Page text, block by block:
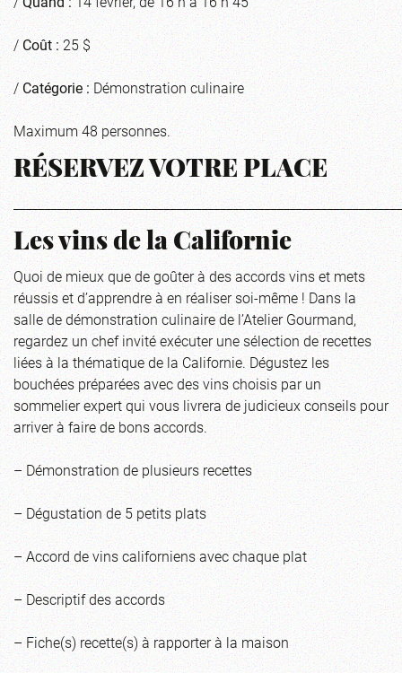
/Coût :25 $
/Catégorie :Démonstration culinaire
Maximum 48 personnes.
RÉSERVEZ VOTRE PLACE
Les vins de la Californie
Quoi de mieux que de goûter à des accords vins et mets
réussis et d’apprendre à en réaliser soi-même ! Dans la
salle de démonstration culinaire de l’Atelier Gourmand,
regardez un chef invité exécuter une sélection de recettes
liées à la thématique de la Californie. Dégustez les
bouchées préparées avec des vins choisis par un
sommelier expert qui vous livrera de judicieux conseils pour
arriver à faire de bons accords.
– Démonstration de plusieurs recettes
– Dégustation de 5 petits plats
– Accord de vins californiens avec chaque plat
– Descriptif des accords
– Fiche(s) recette(s) à rapporter à la maison